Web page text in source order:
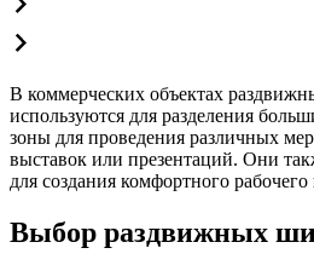
В коммерческих объектах
используются для разделения
зоны для проведения различных
выставок или презентаций. Они
для создания комфортного
Выбор раздвижных